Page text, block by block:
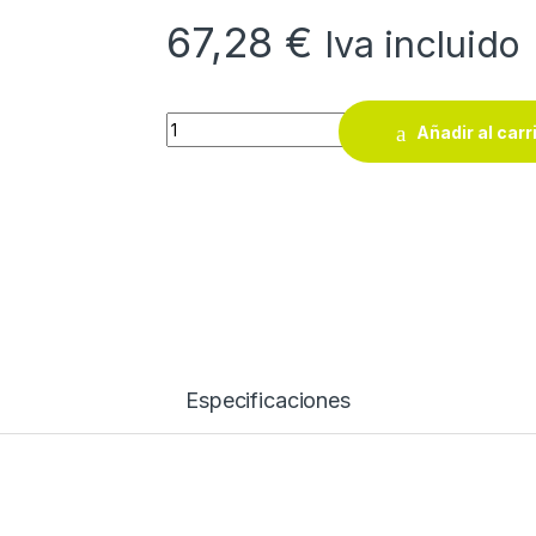
67,28 € Iva incluido
Esmalte sintético brillante Titanlux gris
Añadir al
Especificaciones